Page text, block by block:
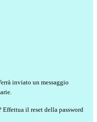
inviato un messaggio
Effettua il reset della password